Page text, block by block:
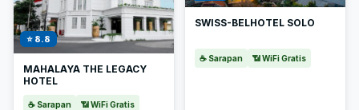
⭐ 8.8
MAHALAYA THE LEGACY
HOTEL
☕ Sarapan 📶 WiFi Gratis
SWISS-BELHOTEL SOLO
☕ Sarapan 📶 WiFi Gratis